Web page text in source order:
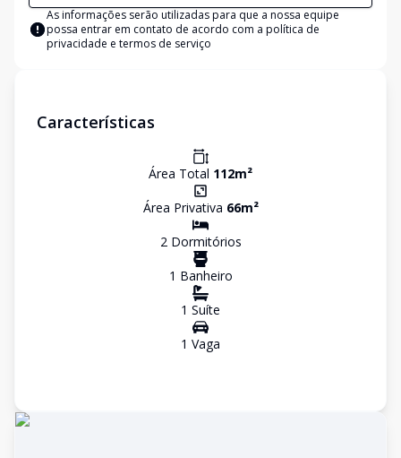
As informações serão utilizadas para que a nossa equipe
possa entrar em contato de acordo com a política de
privacidade e termos de serviço
Características
Área Total 112m²
Área Privativa 66m²
2Dormitórios
1 Banheiro
1 Suíte
1 Vaga